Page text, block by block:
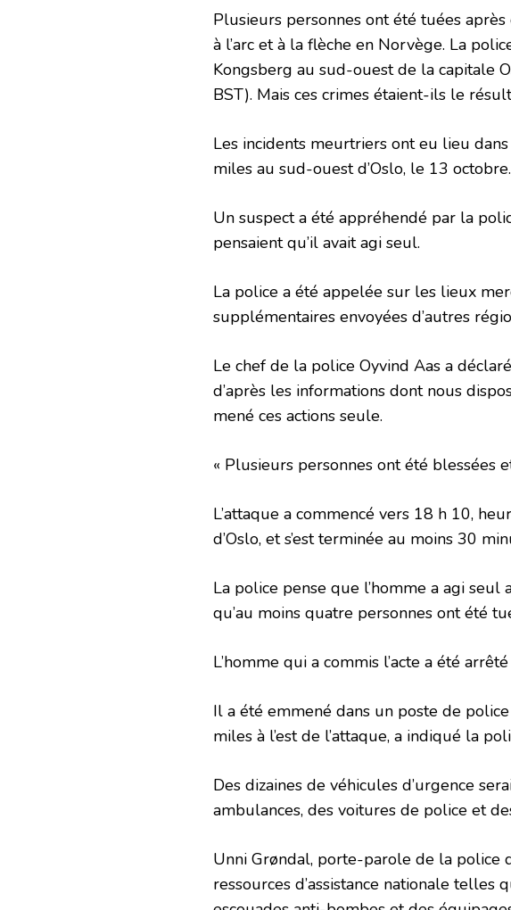
Plusieurs personnes ont été tuées
à l’arc et à la flèche en Norvège. La
Kongsberg au sud-ouest de la capitale
BST). Mais ces crimes étaient-ils le
Les incidents meurtriers ont eu lieu
miles au sud-ouest d’Oslo, le 13 octobre.
Un suspect a été appréhendé par la
pensaient qu’il avait agi seul.
La police a été appelée sur les lieux
supplémentaires envoyées d’autres
Le chef de la police Oyvind Aas a
d’après les informations dont nous
mené ces actions seule.
« Plusieurs personnes ont été blessées
L’attaque a commencé vers 18 h 10,
d’Oslo, et s’est terminée au moins 30
La police pense que l’homme a agi
qu’au moins quatre personnes ont été
L’homme qui a commis l’acte a été
Il a été emmené dans un poste de
miles à l’est de l’attaque, a indiqué la
Des dizaines de véhicules d’urgence
ambulances, des voitures de police et
Unni Grøndal, porte-parole de la police
ressources d’assistance nationale telles